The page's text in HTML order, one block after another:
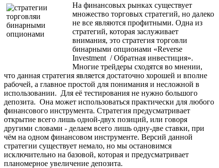
На финансовых рынках существует
множество торговых стратегий, но далеко
не все являются профитными. Одна из
стратегий, которая заслуживает
внимания, это стратегия торговли
бинарными опционами «Reverse
Investment / Обратная инвестиция».
Многие трейдеры сходятся во мнении,
что данная стратегия является достаточно хорошей и вполне
рабочей, а главное простой для понимания и несложной в
использовании. Для её тестирования не нужно большого
депозита. Она может использоваться практически для любого
финансового инструмента. Стратегия предусматривает
открытие всего лишь одной-двух позиций, или говоря
другими словами - делаем всего лишь одну-две ставки, при
чём на одном финансовом инструменте. Версий данной
стратегии существует немало, но мы остановимся
исключительно на базовой, которая и предусматривает
планомерное увеличение депозита.